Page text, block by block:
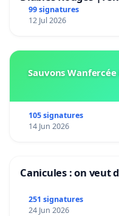
Rudi Garcia als
99 signatures
12 Jul 2026
Sauvons
105 signatures
14 Jun 2026
Canicules : on veut
251 signatures
24 Jun 2026